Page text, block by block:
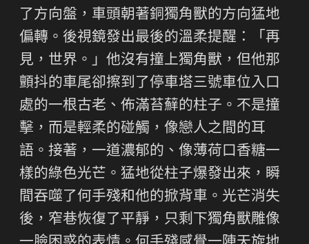
了方向盤，車頭朝著銅獨角獸的方向猛地
偏轉。後視鏡發出最後的溫柔提醒：「再
見，世界。」他沒有撞上獨角獸，但他那
顫抖的車尾卻擦到了停車塔三號車位入口
處的一根古老、佈滿苔蘚的柱子。不是撞
擊，而是輕柔的碰觸，像戀人之間的耳
語。接著，一道濃郁的、像薄荷口香糖一
樣的綠色光芒。猛地從柱子爆發出來，瞬
間吞噬了何手殘和他的掀背車。光芒消失
後，窄巷恢復了平靜，只剩下獨角獸雕像